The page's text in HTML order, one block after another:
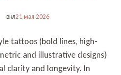
вкл21 мая 2026
tattoos (bold lines, high-
and illustrative designs)
clarity and longevity. In